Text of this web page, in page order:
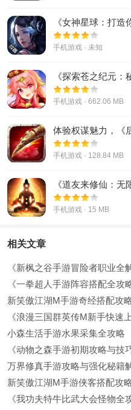
《女神星球：打造
手机游戏 · 未知
《探索苍之纪元
宴》
手机游戏 · 662.06 MB
体验权谋魅力，《
游带你重返古风宫
手机游戏 · 128.84 MB
《道友来修仙：无
手机游戏 · 15 MB
相关文章
《新枫之谷手游冒险者职业全
《一拳超人手游阵容搭配全攻
新笑傲江湖M手游奇经搭配攻
《浪漫三国群英传M新手快速
小森生活手游水果采集全攻略
《动物之森手游初期攻略与技
万界修真手游攻略与强化秘籍
新笑傲江湖M手游侠客搭配攻
《我功夫特牛比武大会怪物全